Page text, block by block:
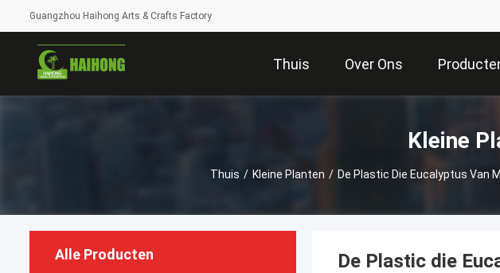
Guangzhou Haihong Arts & Crafts Factory
Thuis Over Ons
Kleine
Thuis / Kleine Planten / De Plastic Die Eucalyptus Van
Alle Producten
De Plastic die